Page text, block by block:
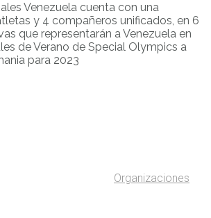
Venezuela cuenta con una
y 4 compañeros unificados, en 6
que representarán a Venezuela en
de Verano de Special Olympics a
para 2023
Organizaciones